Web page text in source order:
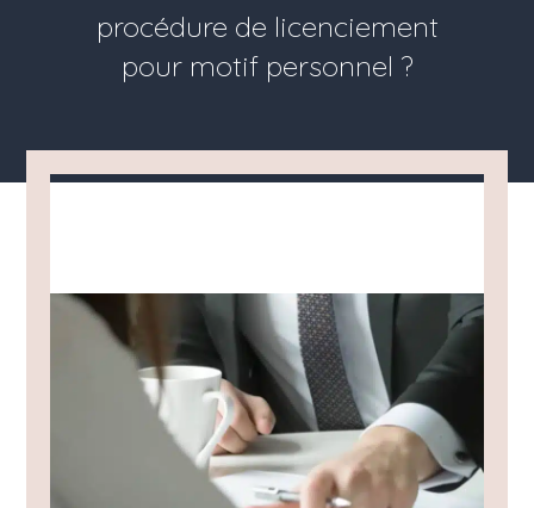
procédure de licenciement
pour motif personnel ?